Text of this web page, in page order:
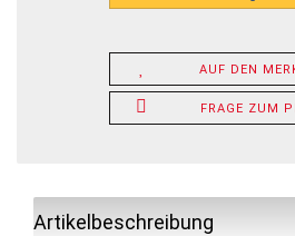
AUF DEN
FRAGE ZUM
Artikelbeschreibung